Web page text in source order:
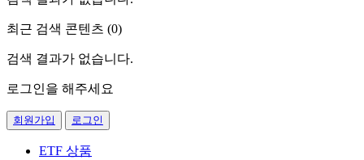
최근 검색 콘텐츠 (0)
검색 결과가 없습니다.
로그인을 해주세요
회원가입 로그인
ETF 상품